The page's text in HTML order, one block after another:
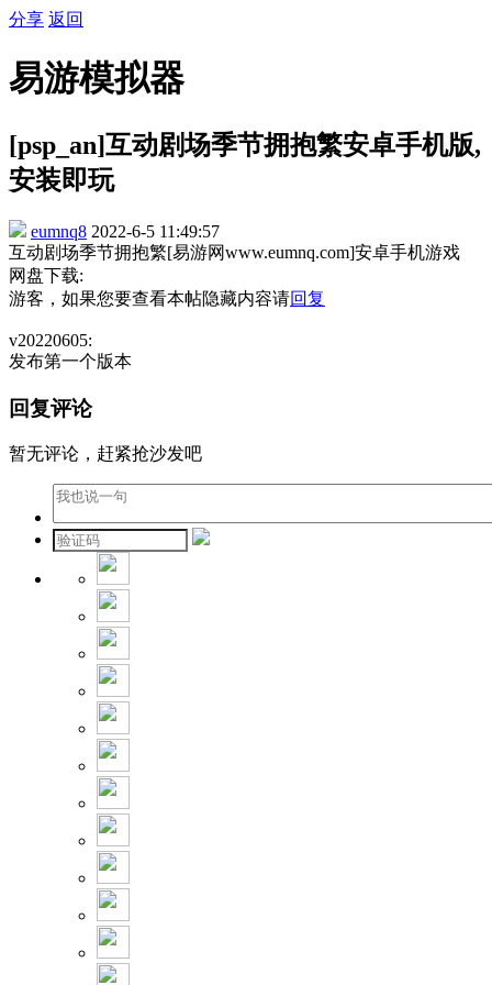
分享 返回
易游模拟器
[psp_an]互动剧场季节拥抱繁安卓手机版,
安装即玩
eumnq8 2022-6-5 11:49:57
互动剧场季节拥抱繁[易游网www.eumnq.com]安卓手机游戏
网盘下载:
游客，如果您要查看本帖隐藏内容请回复
v20220605:
发布第一个版本
回复评论
暂无评论，赶紧抢沙发吧